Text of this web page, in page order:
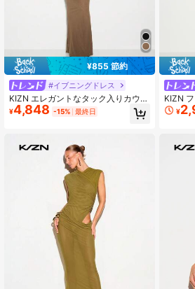
¥855 節約
#イブニングドレス
KIZN エレガントなタック入りカウル
ネックマキシドレス サイド カットア
ウト ディテール イブニングドレス
ィコンドレス
¥4,848 -15% 最終日
KIZN
ルター
シドレ
¥